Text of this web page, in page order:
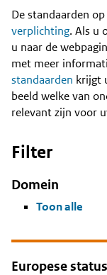
Content
De standaarden
verplichting. Als u
u naar de
met meer
standaarden krijgt
beeld welke van
relevant zijn voor
Filter
Domein
Toon alle
Europese